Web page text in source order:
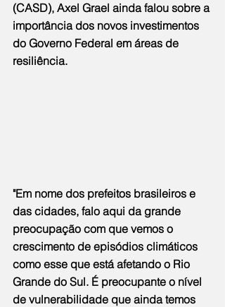
(CASD), Axel Grael ainda falou sobre a
importância dos novos investimentos
do Governo Federal em áreas de
resiliência.
"Em nome dos prefeitos brasileiros e
das cidades, falo aqui da grande
preocupação com que vemos o
crescimento de episódios climáticos
como esse que está afetando o Rio
Grande do Sul. É preocupante o nível
de vulnerabilidade que ainda temos